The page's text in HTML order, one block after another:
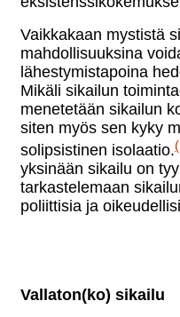
Vaikkakaan mystistä
mahdollisuuksina
lähestymistapoina
Mikäli sikailun
menetetään sikailun
siten myös sen kyky
solipsistinen isolaatio.
yksinään sikailu on
tarkastelemaan
poliittisia ja
Vallaton(ko) sikailu